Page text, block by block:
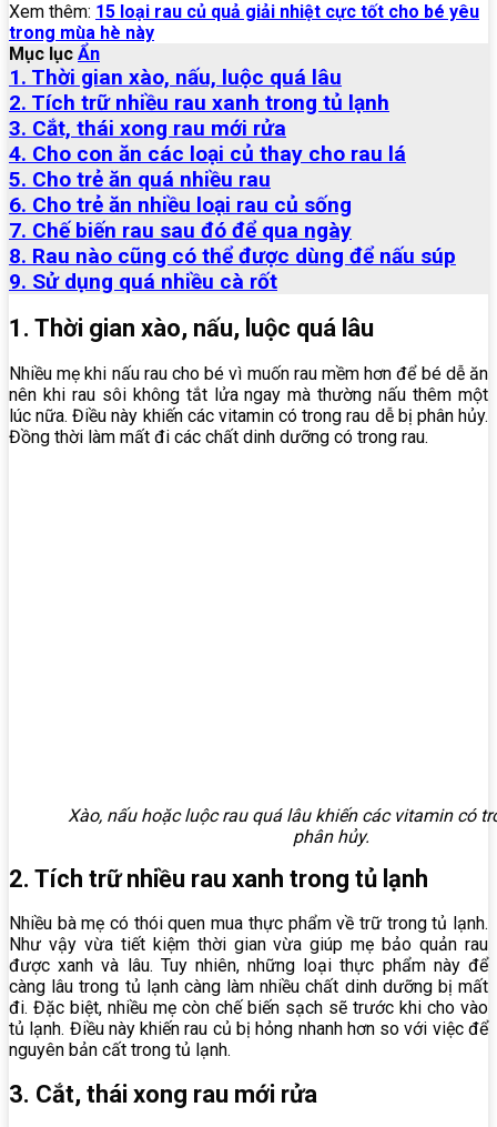
Xem thêm: 15 loại rau củ quả giải nhiệt cực tốt cho bé yêu
trong mùa hè này
Mục lục Ẩn
1. Thời gian xào, nấu, luộc quá lâu
2. Tích trữ nhiều rau xanh trong tủ lạnh
3. Cắt, thái xong rau mới rửa
4. Cho con ăn các loại củ thay cho rau lá
5. Cho trẻ ăn quá nhiều rau
6. Cho trẻ ăn nhiều loại rau củ sống
7. Chế biến rau sau đó để qua ngày
8. Rau nào cũng có thể được dùng để nấu súp
9. Sử dụng quá nhiều cà rốt
1. Thời gian xào, nấu, luộc quá lâu
Nhiều mẹ khi nấu rau cho bé vì muốn rau mềm hơn để bé dễ ăn
nên khi rau sôi không tắt lửa ngay mà thường nấu thêm một
lúc nữa. Điều này khiến các vitamin có trong rau dễ bị phân hủy.
Đồng thời làm mất đi các chất dinh dưỡng có trong rau.
Xào, nấu hoặc luộc rau quá lâu khiến các vitamin có
phân hủy.
2. Tích trữ nhiều rau xanh trong tủ lạnh
Nhiều bà mẹ có thói quen mua thực phẩm về trữ trong tủ lạnh.
Như vậy vừa tiết kiệm thời gian vừa giúp mẹ bảo quản rau
được xanh và lâu. Tuy nhiên, những loại thực phẩm này để
càng lâu trong tủ lạnh càng làm nhiều chất dinh dưỡng bị mất
đi. Đặc biệt, nhiều mẹ còn chế biến sạch sẽ trước khi cho vào
tủ lạnh. Điều này khiến rau củ bị hỏng nhanh hơn so với việc để
nguyên bản cất trong tủ lạnh.
3. Cắt, thái xong rau mới rửa